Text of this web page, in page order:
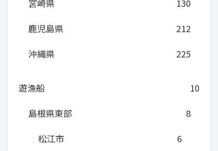
宮崎県
130
鹿児島県
212
沖縄県
225
遊漁船
10
島根県東部
8
松江市
6